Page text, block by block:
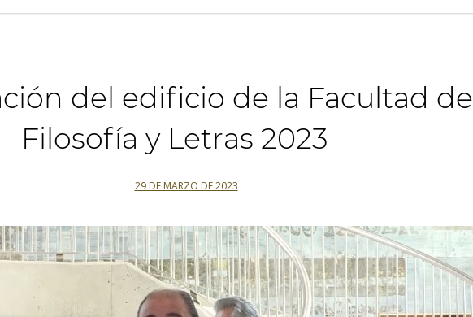
del edificio de la Facultad de
Filosofía y Letras 2023
29 DE MARZO DE 2023